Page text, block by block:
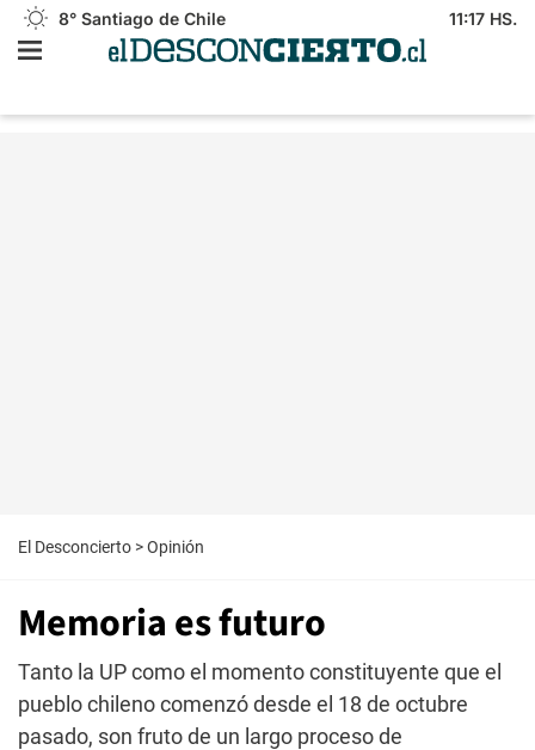
8° Santiago de Chile 11:17 HS.
El Desconcierto >Opinión
Memoria es futuro
Tanto la UP como el momento constituyente que el
pueblo chileno comenzó desde el 18 de octubre
pasado, son fruto de un largo proceso de